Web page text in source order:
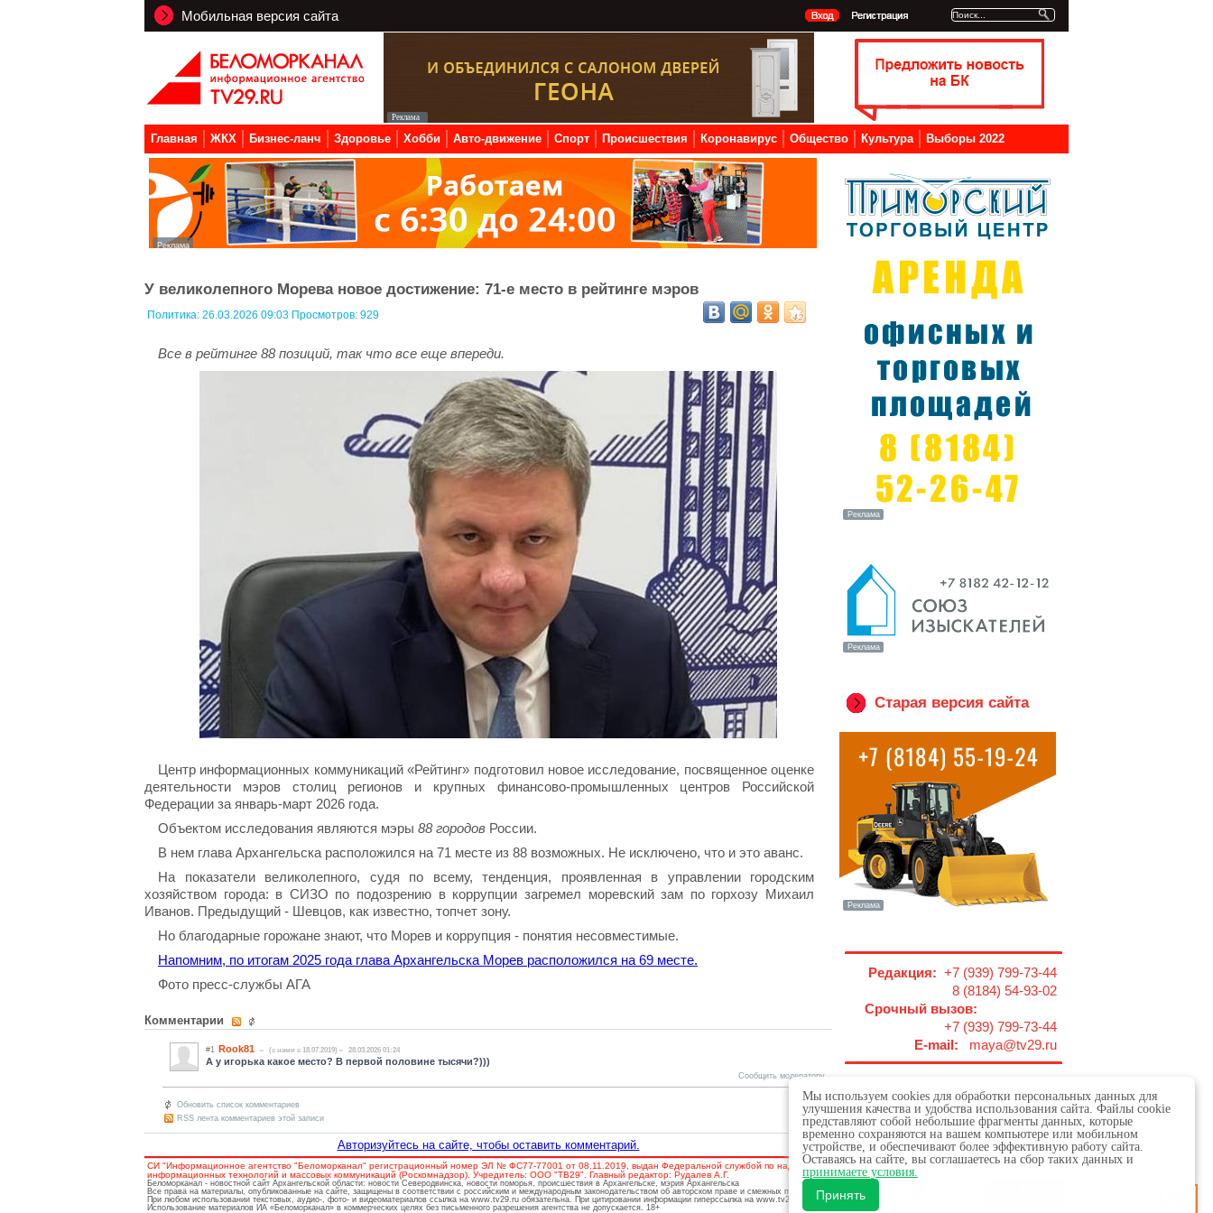
Мобильная версия сайта
Главная ЖКХ Бизнес-ланч Здоровье Хобби Авто-движение Спорт Происшествия Коронавирус Общество Культура Выборы 2022
У великолепного Морева новое достижение: 71-е место в рейтинге мэров
Политика: 26.03.2026 09:03 Просмотров: 929
Все в рейтинге 88 позиций, так что все еще впереди.
Центр информационных коммуникаций «Рейтинг» подготовил новое исследование, посвященное оценке
деятельности мэров столиц регионов и крупных финансово-промышленных центров Российской
Федерации за январь-март 2026 года.
Объектом исследования являются мэры 88 городов России.
В нем глава Архангельска расположился на 71 месте из 88 возможных. Не исключено, что и это аванс.
На показатели великолепного, судя по всему, тенденция, проявленная в управлении городским
хозяйством города: в СИЗО по подозрению в коррупции загремел моревский зам по горхозу Михаил
Иванов. Предыдущий - Шевцов, как известно, топчет зону.
Но благодарные горожане знают, что Морев и коррупция - понятия несовместимые.
Напомним, по итогам 2025 года глава Архангельска Морев расположился на 69 месте.
Фото пресс-службы АГА
Комментарии
#1 Rook81 (c нами с 18.07.2019) 28.03.2026 01:24
А у игорька какое место? В первой половине тысячи?)))
Сообщить модератору
Обновить список комментариев
RSS лента комментариев этой записи
Авторизуйтесь на сайте, чтобы оставить комментарий.
Старая версия сайта
Редакция: +7 (939) 799-73-44
8 (8184) 54-93-02
Срочный вызов:
+7 (939) 799-73-44
E-mail: maya@tv29.ru
СИ "Информационное агентство "Беломорканал" регистрационный номер ЭЛ № ФС77-77001 от 08.11.2019, выдан Федеральной службой по надзору в сфере связи,
информационных технологий и массовых коммуникаций (Роскомнадзор). Учредитель: ООО "ТВ29". Главный редактор: Рудалев А.Г.
Беломорканал - новостной сайт Архангельской области: новости Северодвинска, новости поморья, происшествия в Архангельске, мэрия Архангельска
Все права на материалы, опубликованные на сайте, защищены в соответствии с российским и международным законодательством об авторском праве и смежных правах.
При любом использовании текстовых, аудио-, фото- и видеоматериалов ссылка на www.tv29.ru обязательна. При цитировании информации гиперссылка на www.tv29.ru обязательна.
Использование материалов ИА «Беломорканал» в коммерческих целях без письменного разрешения агентства не допускается. 18+
Мы используем cookies для обработки персональных данных для
улучшения качества и удобства использования сайта. Файлы cookie
представляют собой небольшие фрагменты данных, которые
временно сохраняются на вашем компьютере или мобильном
устройстве, и обеспечивают более эффективную работу сайта.
Оставаясь на сайте, вы соглашаетесь на сбор таких данных и
принимаете условия.
Принять